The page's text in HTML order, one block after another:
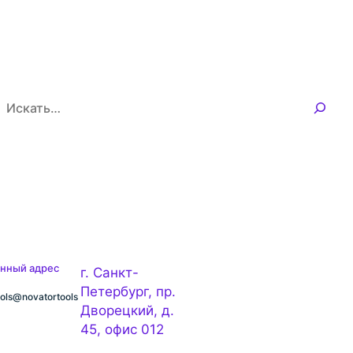
адрес
г. Санкт-
Петербург, пр.
Дворецкий, д.
45, офис 012